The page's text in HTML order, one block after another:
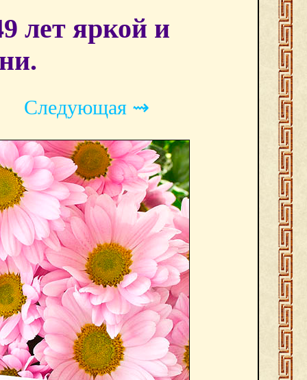
лет яркой и
Следующая ⇝